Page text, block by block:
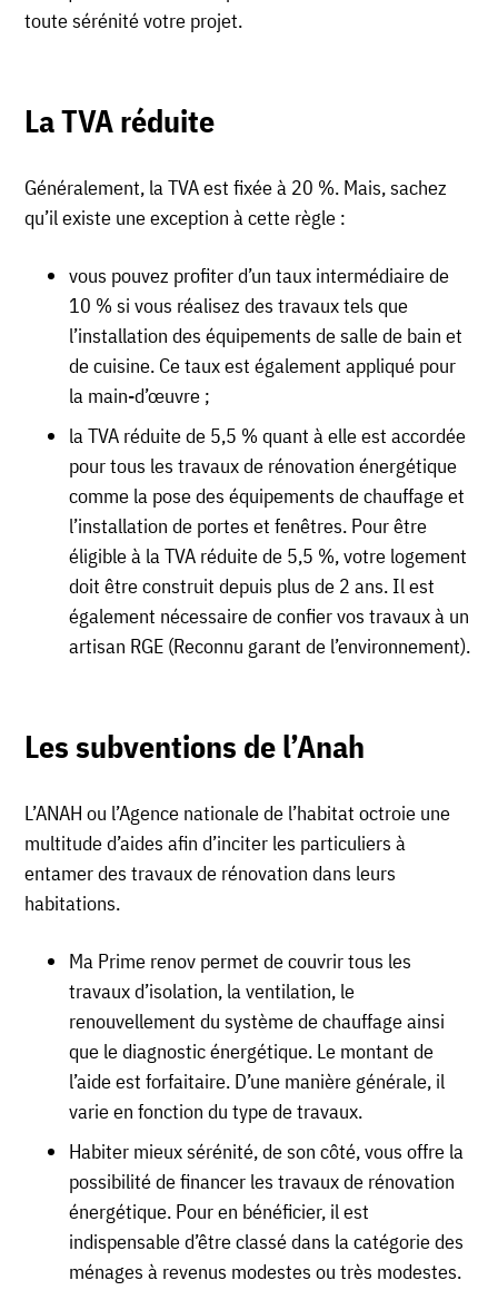
toute sérénité votre projet.
La TVA réduite
Généralement, la TVA est fixée à 20 %. Mais, sachez
qu’il existe une exception à cette règle :
vous pouvez profiter d’un taux intermédiaire de
10 % si vous réalisez des travaux tels que
l’installation des équipements de salle de bain et
de cuisine. Ce taux est également appliqué pour
la main-d’œuvre ;
la TVA réduite de 5,5 % quant à elle est accordée
pour tous les travaux de rénovation énergétique
comme la pose des équipements de chauffage et
l’installation de portes et fenêtres. Pour être
éligible à la TVA réduite de 5,5 %, votre logement
doit être construit depuis plus de 2 ans. Il est
également nécessaire de confier vos travaux à un
artisan RGE (Reconnu garant de l’environnement).
Les subventions de l’Anah
L’ANAH ou l’Agence nationale de l’habitat octroie une
multitude d’aides afin d’inciter les particuliers à
entamer des travaux de rénovation dans leurs
habitations.
Ma Prime renov permet de couvrir tous les
travaux d’isolation, la ventilation, le
renouvellement du système de chauffage ainsi
que le diagnostic énergétique. Le montant de
l’aide est forfaitaire. D’une manière générale, il
varie en fonction du type de travaux.
Habiter mieux sérénité, de son côté, vous offre la
possibilité de financer les travaux de rénovation
énergétique. Pour en bénéficier, il est
indispensable d’être classé dans la catégorie des
ménages à revenus modestes ou très modestes.